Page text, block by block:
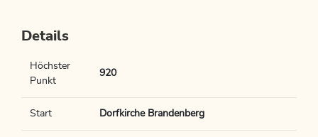
Details
Höchster
Punkt
920
Start Dorfkirche Brandenberg